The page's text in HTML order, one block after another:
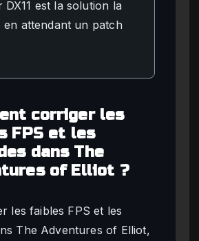
est la solution la
en attendant un patch
corriger les
FPS et les
dans The
of Elliot ?
les faibles FPS et les
The Adventures of Elliot,